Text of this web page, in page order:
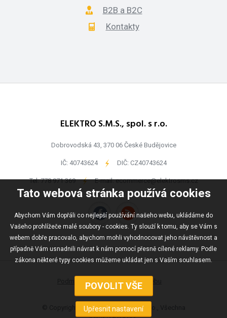
Tato webová stránka používá cookies
Abychom Vám dopřáli co nejlepší používání našeho webu, ukládáme do
Vašeho prohlížeče malé soubory - cookies. Ty slouží k tomu, aby se Vám s
webem dobře pracovalo, abychom mohli vyhodnocovat jeho návštěvnost a
případně Vám usnadnili návrat k nám pomocí přesně cílené reklamy. Podle
zákona některé typy cookies můžeme ukládat jen s Vaším souhlasem.
B2B a B2C
Kontakty
ELEKTRO S.M.S., spol. s r.o.
Dobrovodská 43, 370 06 České Budějovice
IČ: 40743624 - DIČ: CZ40743624
Tel:778 971 369 - E-mail:ecommerce@elektrosms.cz
Podmínky užívání Mapa webu
© Copyright ELEKTRO S.M.S., spol s r.o., Všechna